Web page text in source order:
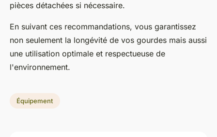
pièces détachées si nécessaire.
En suivant ces recommandations, vous garantissez
non seulement la longévité de vos gourdes mais aussi
une utilisation optimale et respectueuse de
l'environnement.
Équipement